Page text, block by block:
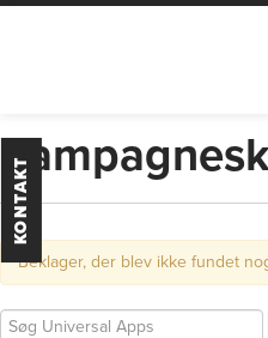
Beklager, der blev ikke fundet
KONTAKT